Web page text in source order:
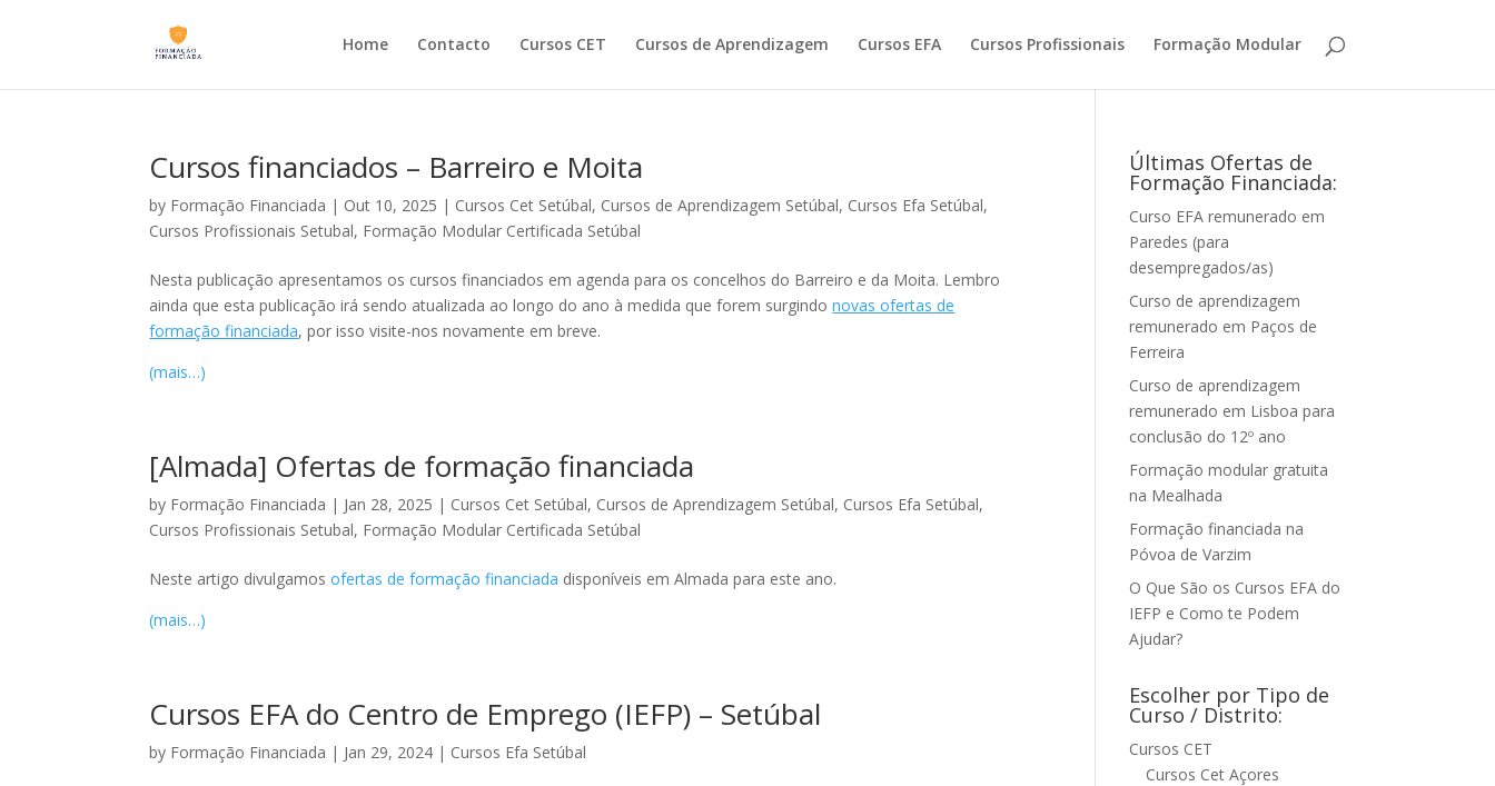
Home Contacto Cursos CET Cursos de Aprendizagem Cursos EFA Cursos Profissionais Formação Modular
Cursos financiados – Barreiro e Moita
by Formação Financiada | Out 10, 2025 | Cursos Cet Setúbal, Cursos de Aprendizagem Setúbal, Cursos Efa Setúbal,
Cursos Profissionais Setubal, Formação Modular Certificada Setúbal
Nesta publicação apresentamos os cursos financiados em agenda para os concelhos do Barreiro e da Moita. Lembro
ainda que esta publicação irá sendo atualizada ao longo do ano à medida que forem surgindonovas ofertas de
formação financiada, por isso visite-nos novamente em breve.
(mais…)
[Almada] Ofertas de formação financiada
by Formação Financiada | Jan 28, 2025 | Cursos Cet Setúbal, Cursos de Aprendizagem Setúbal, Cursos Efa Setúbal,
Cursos Profissionais Setubal, Formação Modular Certificada Setúbal
Neste artigo divulgamos ofertas de formação financiada disponíveis em Almada para este ano.
(mais…)
Cursos EFA do Centro de Emprego (IEFP) – Setúbal
by Formação Financiada | Jan 29, 2024 | Cursos Efa Setúbal
Últimas Ofertas de
Formação Financiada:
Curso EFA remunerado em
Paredes (para
desempregados/as)
Curso de aprendizagem
remunerado em Paços de
Ferreira
Curso de aprendizagem
remunerado em Lisboa para
conclusão do 12º ano
Formação modular gratuita
na Mealhada
Formação financiada na
Póvoa de Varzim
O Que São os Cursos EFA do
IEFP e Como te Podem
Ajudar?
Escolher por Tipo de
Curso / Distrito:
Cursos CET
Cursos Cet Açores